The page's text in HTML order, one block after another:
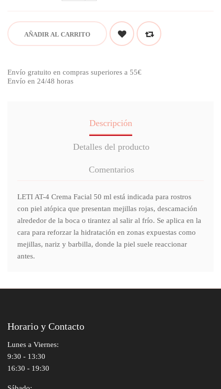
AÑADIR AL CARRITO
Envío gratuito en compras superiores a 55€
Envío en 24/48 horas
Descripción
Detalles del producto
Comentarios
LETI AT-4 Crema Facial 50 ml está indicada para rostros
con piel atópica que presentan mejillas rojas, descamación
alrededor de la boca o tirantez al salir al frío. Se aplica en la
cara para reforzar la hidratación en zonas expuestas como
mejillas, nariz y barbilla, donde la piel suele reaccionar
antes.
Horario y Contacto
Lunes a Viernes:
9:30 - 13:30
16:30 - 19:30